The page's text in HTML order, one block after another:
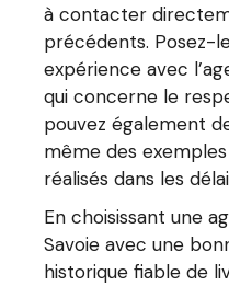
à contacter
précédents. Posez-
expérience avec
qui concerne le
pouvez également
même des
réalisés dans les
En choisissant une
Savoie avec une
historique fiable de